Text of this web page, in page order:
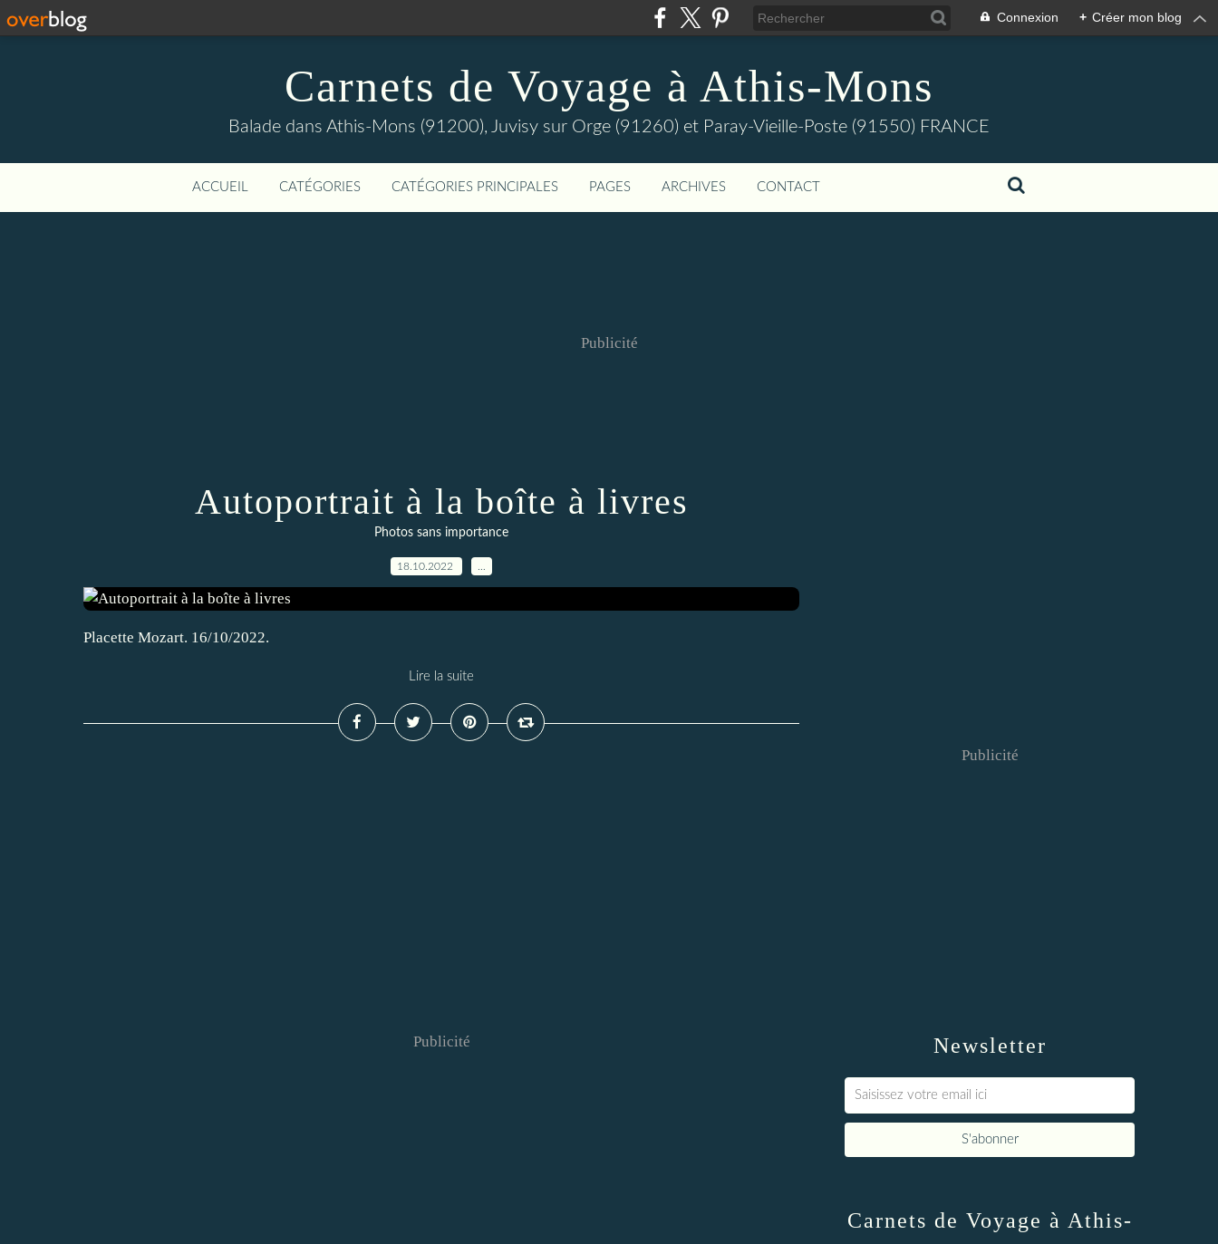
Connexion + Créer mon blog
Carnets de Voyage à Athis-Mons
Balade dans Athis-Mons (91200), Juvisy sur Orge (91260) et Paray-Vieille-Poste (91550) FRANCE
ACCUEIL CATÉGORIES CATÉGORIES PRINCIPALES PAGES ARCHIVES CONTACT
Publicité
Autoportrait à la boîte à livres
Photos sans importance
18.10.2022
Placette Mozart. 16/10/2022.
Lire la suite
Publicité Newsletter
Publicité
Carnets de Voyage à Athis-